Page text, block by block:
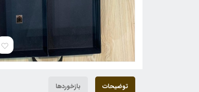
توضیحات بازخوردها